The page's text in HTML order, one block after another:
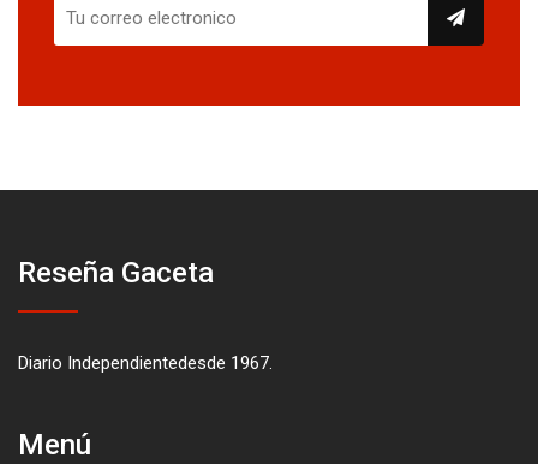
Reseña Gaceta
Diario Independientedesde 1967.
Menú